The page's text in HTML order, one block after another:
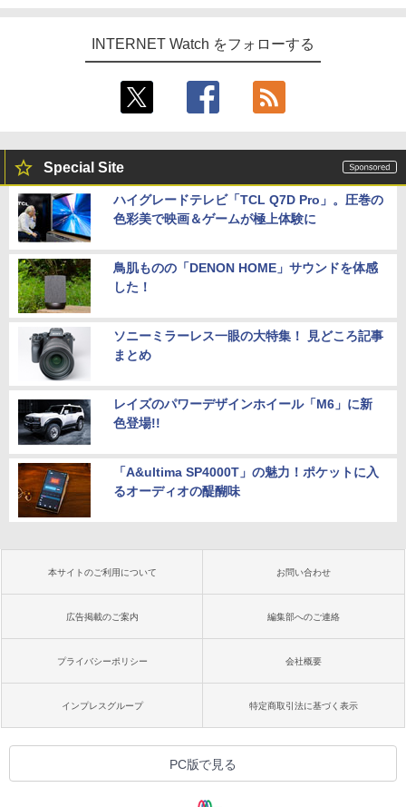
INTERNET Watch をフォローする
Special Site
ハイグレードテレビ「TCL Q7D Pro」。圧巻の
色彩美で映画＆ゲームが極上体験に
鳥肌ものの「DENON HOME」サウンドを体感
した！
ソニーミラーレス一眼の大特集！ 見どころ記事
まとめ
レイズのパワーデザインホイール「M6」に新
色登場!!
「A&ultima SP4000T」の魅力！ポケットに入
るオーディオの醍醐味
本サイトのご利用について お問い合わせ
広告掲載のご案内 編集部へのご連絡
プライバシーポリシー 会社概要
インプレスグループ 特定商取引法に基づく表示
PC版で見る